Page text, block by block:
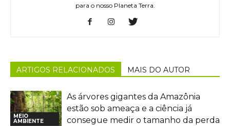
para o nosso Planeta Terra.
ARTIGOS RELACIONADOS MAIS DO AUTOR
MEIO
AMBIENTE
As árvores gigantes da Amazônia
estão sob ameaça e a ciência já
consegue medir o tamanho da perda